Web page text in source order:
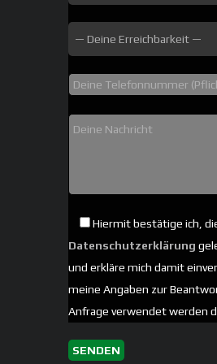
Hiermit bestätige ich,
Datenschutzerklärung
und erkläre mich damit
meine Angaben zur
Anfrage verwendet werden